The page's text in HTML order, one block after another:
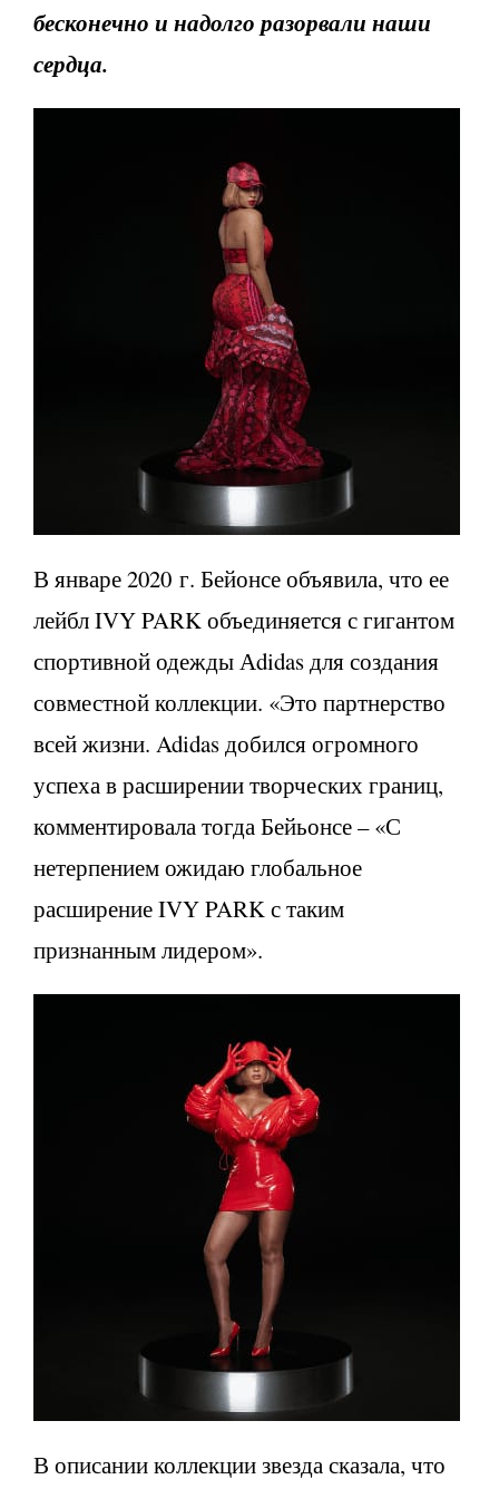
бесконечно и надолго разорвали наши
сердца.
В январе 2020 г. Бейонсе объявила, что ее
лейбл IVY PARK объединяется с гигантом
спортивной одежды Аdidas для создания
совместной коллекции. «Это партнерство
всей жизни. Adidas добился огромного
успеха в расширении творческих границ,
комментировала тогда Бейьонсе – «С
нетерпением ожидаю глобальное
расширение IVY PARK с таким
признанным лидером».
В описании коллекции звезда сказала, что